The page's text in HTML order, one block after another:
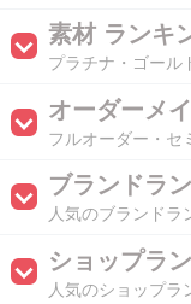
素材 ランキ
プラチナ・ゴール
オーダーメ
フルオーダー・セ
ブランドラ
人気のブランドラ
ショップラ
人気のショップラ